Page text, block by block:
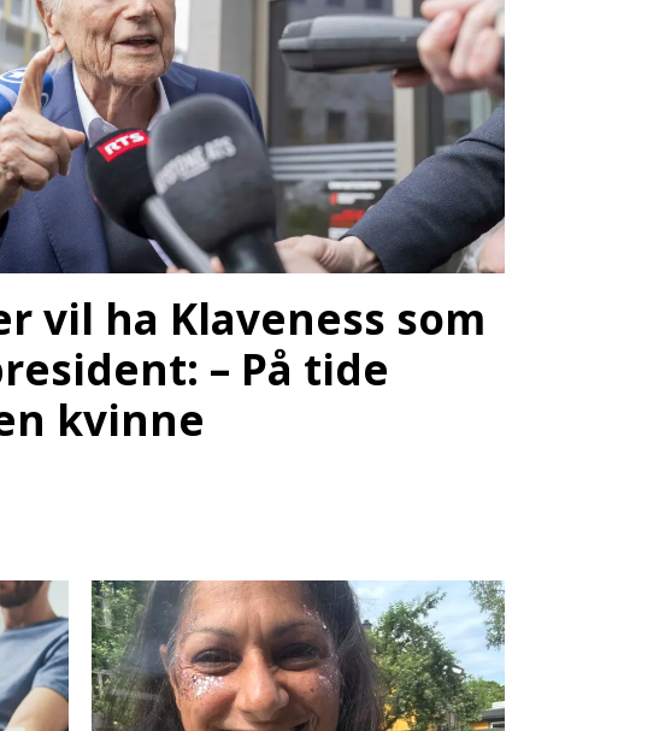
vil ha Klaveness som
– På tide
kvinne